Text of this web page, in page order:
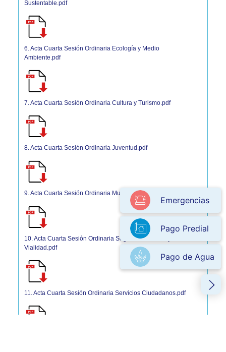
Sustentable.pdf
6. Acta Cuarta Sesión Ordinaria Ecología y Medio
Ambiente.pdf
7. Acta Cuarta Sesión Ordinaria Cultura y Turismo.pdf
8. Acta Cuarta Sesión Ordinaria Juventud.pdf
9. Acta Cuarta Sesión Ordinaria Mujer.pdf
10. Acta Cuarta Sesión Ordinaria Seguridad Pública y
Vialidad.pdf
11. Acta Cuarta Sesión Ordinaria Servicios Ciudadanos.pdf
Pago de Agua
Pago Predial
Emergencias